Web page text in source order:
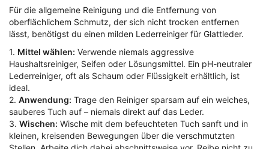
Für die allgemeine Reinigung und die Entfernung von
oberflächlichem Schmutz, der sich nicht trocken entfernen
lässt, benötigst du einen milden Lederreiniger für Glattleder.
1. Mittel wählen: Verwende niemals aggressive
Haushaltsreiniger, Seifen oder Lösungsmittel. Ein pH-neutraler
Lederreiniger, oft als Schaum oder Flüssigkeit erhältlich, ist
ideal.
2. Anwendung: Trage den Reiniger sparsam auf ein weiches,
sauberes Tuch auf – niemals direkt auf das Leder.
3. Wischen: Wische mit dem befeuchteten Tuch sanft und in
kleinen, kreisenden Bewegungen über die verschmutzten